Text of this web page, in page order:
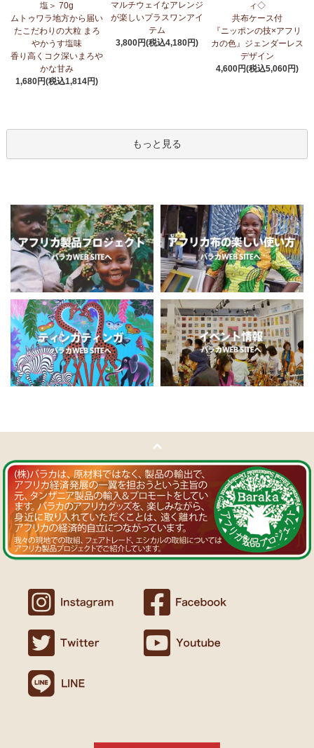
塩＞ 70g
ムトゥワラ地方から届い
たこだわりの大粒 まろ
やかうす塩味
香り高くコク深いまろや
かな甘み
1,680円(税込1,814円)
マルチウェイなアレンジ
が楽しいプラスワンアイ
テム
3,800円(税込4,180円)
ィ◇
共布ケース付
『ニッポンの技×アフリ
カの色』ジェンダーレス
デザイン
4,600円(税込5,060円)
もっと見る